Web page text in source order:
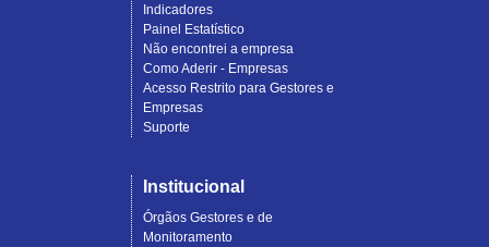
Indicadores
Painel Estatístico
Não encontrei a empresa
Como Aderir - Empresas
Acesso Restrito para Gestores e
Empresas
Suporte
Institucional
Órgãos Gestores e de
Monitoramento